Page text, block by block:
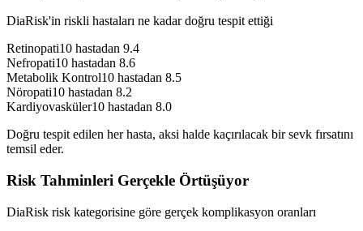
DiaRisk'in riskli hastaları ne kadar doğru tespit ettiği
Retinopati10 hastadan 9.4
Nefropati10 hastadan 8.6
Metabolik Kontrol10 hastadan 8.5
Nöropati10 hastadan 8.2
Kardiyovasküler10 hastadan 8.0
Doğru tespit edilen her hasta, aksi halde kaçırılacak bir sevk fırsatını
temsil eder.
Risk Tahminleri Gerçekle Örtüşüyor
DiaRisk risk kategorisine göre gerçek komplikasyon oranları